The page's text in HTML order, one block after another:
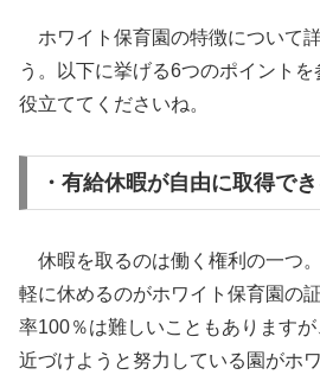
ホワイト保育園の特徴について
う。以下に挙げる6つのポイント
役立ててくださいね。
・有給休暇が自由に取得で
休暇を取るのは働く権利の一つ
軽に休めるのがホワイト保育園の
率100％は難しいこともあります
近づけようと努力している園がホ